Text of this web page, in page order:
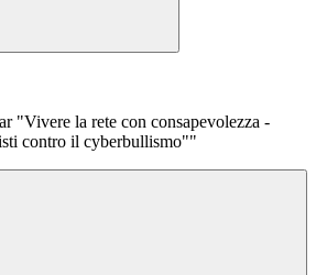
"Vivere la rete con consapevolezza -
contro il cyberbullismo""